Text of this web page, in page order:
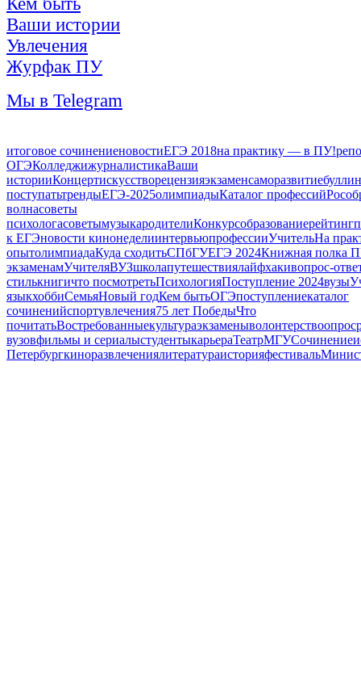
Ваши истории
Увлечения
Журфак ПУ
Мы в Telegram
итоговое сочинениеновостиЕГЭ 2018на практику — в ПУ!
ОГЭКолледжижурналистикаВаши
историиКонцертискусстворецензияэкзаменсаморазвитие
поступатьтрендыЕГЭ-2025олимпиадыКаталог профессий
волнасоветы
психологасоветымузыкародителиКонкурсобразованиерейтинг
к ЕГЭновости кинонеделиинтервьюпрофессииУчительНа
опытолимпиадаКуда сходитьСПбГУЕГЭ 2024Книжная полка
экзаменамУчителяВУЗшколапутешествиялайфхакивопрос-
стилькнигичто посмотретьПсихологияПоступление 2024вузы
языкхоббиСемьяНовый годКем бытьОГЭпоступлениекаталог
сочиненийспортувлечения75 лет ПобедыЧто
почитатьВостребованныекультураэкзаменыволонтерствоопрос
вузовфильмы и сериалыстудентыкарьераТеатрМГУСочинение
Петербургкиноразвлечениялитератураисторияфестиваль